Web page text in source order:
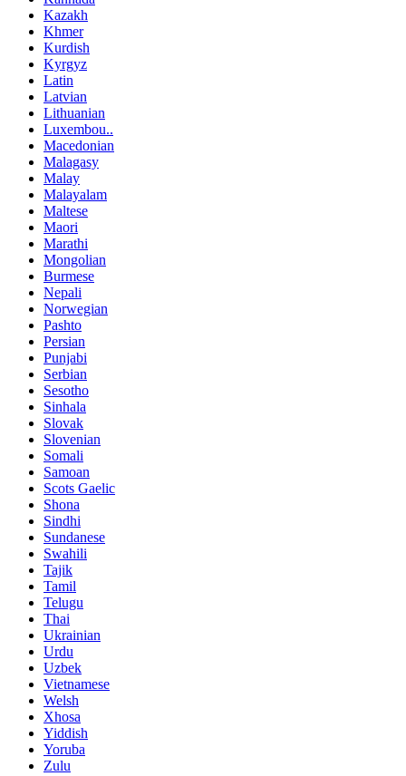
Kazakh
Khmer
Kurdish
Kyrgyz
Latin
Latvian
Lithuanian
Luxembou..
Macedonian
Malagasy
Malay
Malayalam
Maltese
Maori
Marathi
Mongolian
Burmese
Nepali
Norwegian
Pashto
Persian
Punjabi
Serbian
Sesotho
Sinhala
Slovak
Slovenian
Somali
Samoan
Scots Gaelic
Shona
Sindhi
Sundanese
Swahili
Tajik
Tamil
Telugu
Thai
Ukrainian
Urdu
Uzbek
Vietnamese
Welsh
Xhosa
Yiddish
Yoruba
Zulu